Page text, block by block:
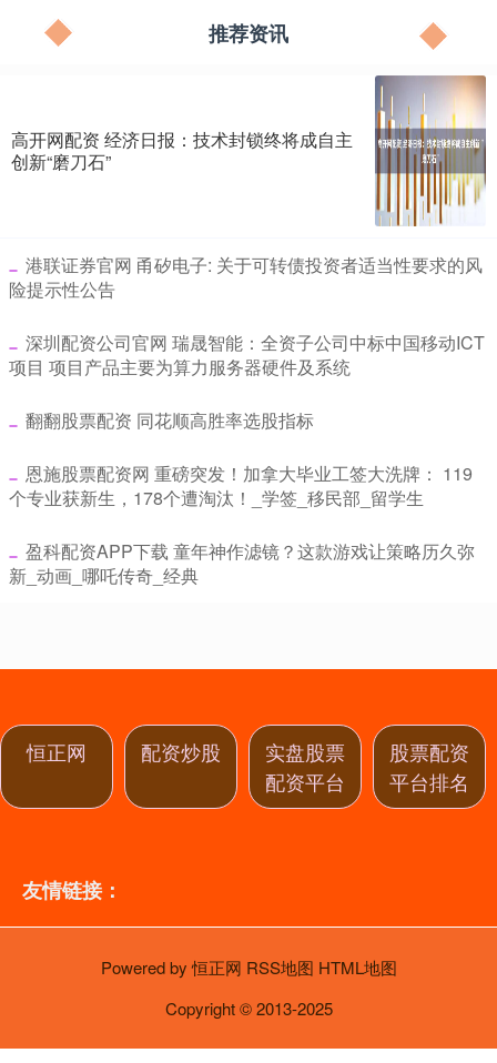
推荐资讯
高开网配资 经济日报：技术封锁终将成自主
创新“磨刀石”
​港联证券官网 甬矽电子: 关于可转债投资者适当性要求的风
险提示性公告
​深圳配资公司官网 瑞晟智能：全资子公司中标中国移动ICT
项目 项目产品主要为算力服务器硬件及系统
​翻翻股票配资 同花顺高胜率选股指标
​恩施股票配资网 重磅突发！加拿大毕业工签大洗牌： 119
个专业获新生，178个遭淘汰！_学签_移民部_留学生
​盈科配资APP下载 童年神作滤镜？这款游戏让策略历久弥
新_动画_哪吒传奇_经典
恒正网 配资炒股
实盘股票
配资平台
股票配资
平台排名
友情链接：
Powered by恒正网 RSS地图 HTML地图
Copyright© 2013-2025